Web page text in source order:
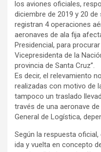
los aviones oficiales,
diciembre de 2019 y 20 de
registran 4 operaciones
aeronaves de ala fija
Presidencial, para
Vicepresidenta de la
provincia de Santa Cruz”.
Es decir, el relevamiento
realizadas con motivo de
tampoco un traslado
través de una aeronave
General de Logística,
Según la respuesta
ida y vuelta en concepto